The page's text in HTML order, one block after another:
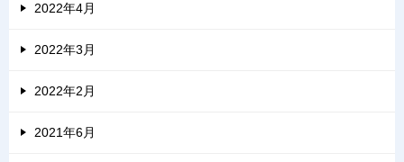
2022年4月
2022年3月
2022年2月
2021年6月